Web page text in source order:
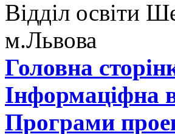
Відділ освіти
м.Львова
Головна
Інформаціфна
Програми